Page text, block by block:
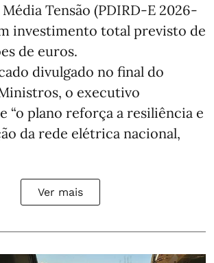
Tensão (PDIRD-E 2026-
investimento total previsto de
de euros.
divulgado no final do
o executivo
“o plano reforça a resiliência e
da rede elétrica nacional,
Ver mais